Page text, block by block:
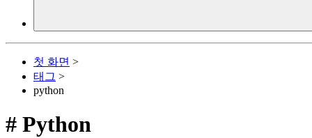
첫 화면 >
태그 >
python
# Python